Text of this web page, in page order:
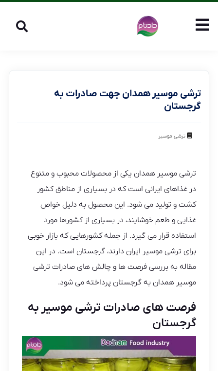
ترشی موسیر همدان جهت صادرات به
گرجستان
ترشی موسیر
ترشی موسیر همدان یکی از محصولات محبوب و متنوع
در غذاهای ایرانی است که در بسیاری از مناطق کشور
کشت و تولید می شود. این محصول به دلیل خواص
غذایی و طعم خوشایند، در بسیاری از کشورها مورد
استفاده قرار می گیرد. از جمله کشورهایی که بازار خوبی
برای ترشی موسیر ایران دارند، گرجستان است. در این
مقاله به بررسی فرصت ها و چالش های صادرات ترشی
موسیر همدان به گرجستان پرداخته می شود.
فرصت های صادرات ترشی موسیر به
گرجستان